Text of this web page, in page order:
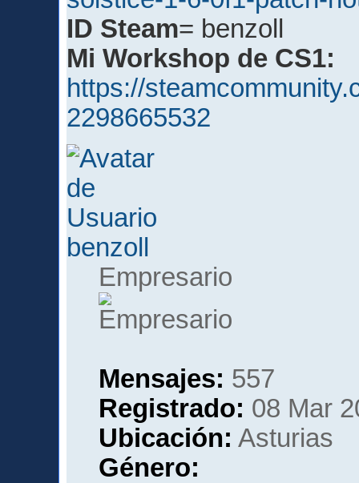
ID Steam= benzoll
Mi Workshop de CS1:
https://
2298665532
benzoll
Empresario
Mensajes: 557
Registrado: 08 Mar
Ubicación: Asturias
Género: